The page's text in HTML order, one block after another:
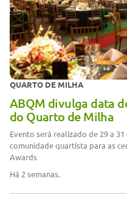
QUARTO DE MILHA
ABQM divulga data
do Quarto de Milha
Evento será realizado de 29 a
comunidade quartista para as
Awards
Há 2 semanas.